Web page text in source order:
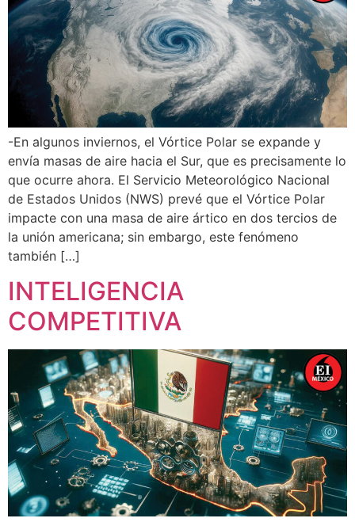
-En algunos inviernos, el Vórtice Polar se expande y
envía masas de aire hacia el Sur, que es precisamente lo
que ocurre ahora. El Servicio Meteorológico Nacional
de Estados Unidos (NWS) prevé que el Vórtice Polar
impacte con una masa de aire ártico en dos tercios de
la unión americana; sin embargo, este fenómeno
también […]
INTELIGENCIA
COMPETITIVA